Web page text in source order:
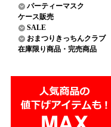
パーティーマスク
ケース販売
SALE
おまつりきっちんクラブ
在庫限り商品・完売商品